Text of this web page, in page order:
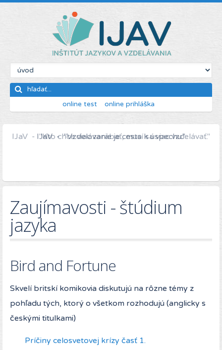
online test online prihláška
IJaV - "Kto chce viac zarábať, musí sa viac vzdelávať."
Zaujímavosti - štúdium
jazyka
Bird and Fortune
Skvelí britskí komikovia diskutujú na rôzne témy z
pohľadu tých, ktorý o všetkom rozhodujú (anglicky s
českými titulkami)
Príčiny celosvetovej krízy časť 1.